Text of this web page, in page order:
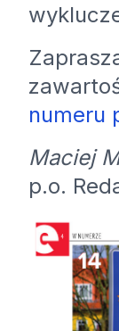
numeru
Maciej
p.o.